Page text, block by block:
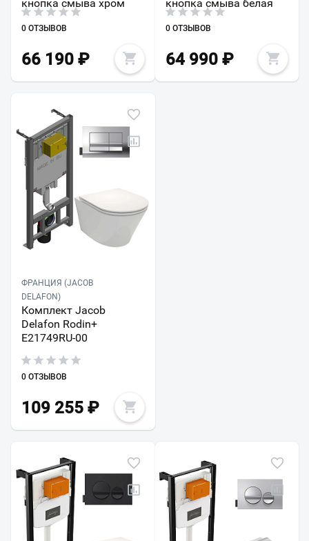
кнопка смыва хром
0 ОТЗЫВОВ
66 190 ₽
кнопка смыва белая
0 ОТЗЫВОВ
64 990₽
ФРАНЦИЯ (JACOB
DELAFON)
Комплект Jacob
Delafon Rodin+
E21749RU-00
0 ОТЗЫВОВ
109 255 ₽